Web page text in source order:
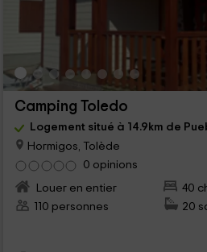
Camping Toledo
Logement situé à 14.9km de
Hormigos, Tolède
0 opinions
Louer en entier
40
110 personnes
20